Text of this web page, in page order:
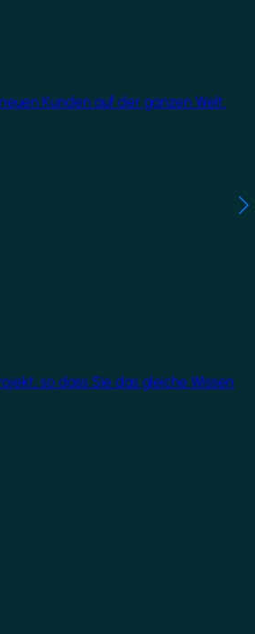
Kunden auf der ganzen Welt.
so dass Sie das gleiche Wissen